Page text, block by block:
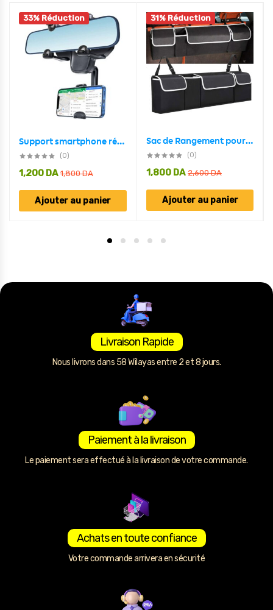
33% Réduction
Support smartphone réglable pour rétroviseur de voiture 360 degrés
(0)
1,800DA
1,200 DA
Ajouter au panier
31% Réduction
Sac de Rangement pour Siège arrière Voiture Standard
(0)
2,600DA
1,800 DA
Ajouter au panier
Livraison Rapide
Nous livrons dans 58 Wilayas entre 2 et 8 jours.
Paiement à la livraison
Le paiement sera effectué à la livraison de votre commande.
Achats en toute confiance
Votre commande arrivera en sécurité